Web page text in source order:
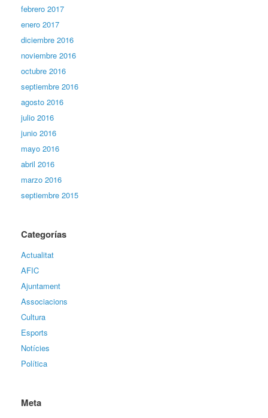
febrero 2017
enero 2017
diciembre 2016
noviembre 2016
octubre 2016
septiembre 2016
agosto 2016
julio 2016
junio 2016
mayo 2016
abril 2016
marzo 2016
septiembre 2015
Categorías
Actualitat
AFIC
Ajuntament
Associacions
Cultura
Esports
Notícies
Política
Meta